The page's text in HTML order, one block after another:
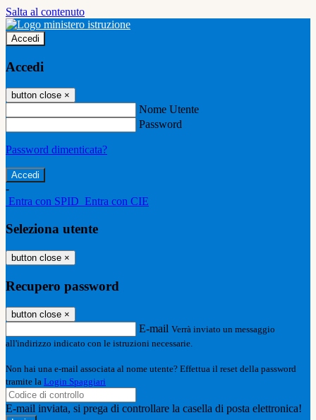
Salta al contenuto
Accedi
Accedi
button close ×
Nome Utente
Password
Password dimenticata?
-
Entra con SPID Entra con CIE
Seleziona utente
button close ×
Recupero password
button close ×
E-mail Verrà inviato un messaggio
all'indirizzo indicato con le istruzioni necessarie.
Non hai una e-mail associata al nome utente? Effettua il reset della password
tramite la Login Spaggiari
E-mail inviata, si prega di controllare la casella di posta elettronica!